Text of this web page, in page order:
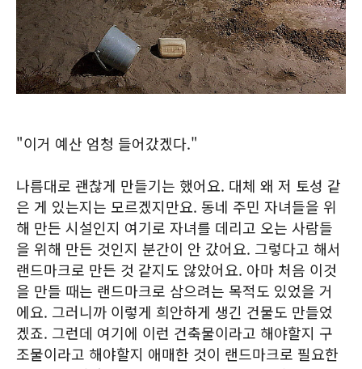
"이거 예산 엄청 들어갔겠다."
나름대로 괜찮게 만들기는 했어요. 대체 왜 저 토성 같
은 게 있는지는 모르겠지만요. 동네 주민 자녀들을 위
해 만든 시설인지 여기로 자녀를 데리고 오는 사람들
을 위해 만든 것인지 분간이 안 갔어요. 그렇다고 해서
랜드마크로 만든 것 같지도 않았어요. 아마 처음 이것
을 만들 때는 랜드마크로 삼으려는 목적도 있었을 거
에요. 그러니까 이렇게 희안하게 생긴 건물도 만들었
겠죠. 그런데 여기에 이런 건축물이라고 해야할지 구
조물이라고 해야할지 애매한 것이 랜드마크로 필요한